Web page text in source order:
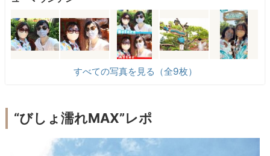
すべての写真を見る（全9枚）
“びしょ濡れMAX”レポ